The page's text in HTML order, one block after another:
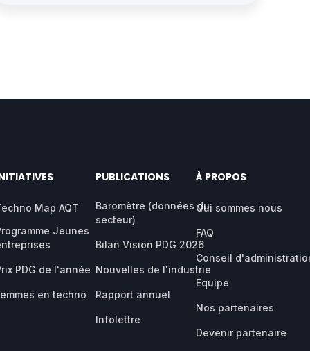
Map AQT
Jeunes
PDG de l'année
en techno
PUBLICATIONS
Baromètre (données du
secteur)
Bilan Vision PDG 2026
Nouvelles de l'industrie
Rapport annuel
Infolettre
À PROPOS
Qui sommes nous
FAQ
Conseil
Équipe
Nos partenaires
Devenir partenaire